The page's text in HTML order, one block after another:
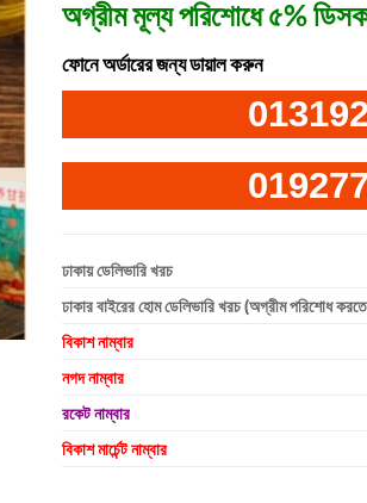
অগ্রীম মূল্য পরিশোধে ৫%
ফোনে অর্ডারের জন্য ডায়াল করুন
ঢাকায় ডেলিভারি খরচ
ঢাকার বাইরের হোম ডেলিভারি খরচ (অগ্রীম পরিশোধ
বিকাশ নাম্বার
নগদ নাম্বার
রকেট নাম্বার
বিকাশ মার্চেন্ট নাম্বার